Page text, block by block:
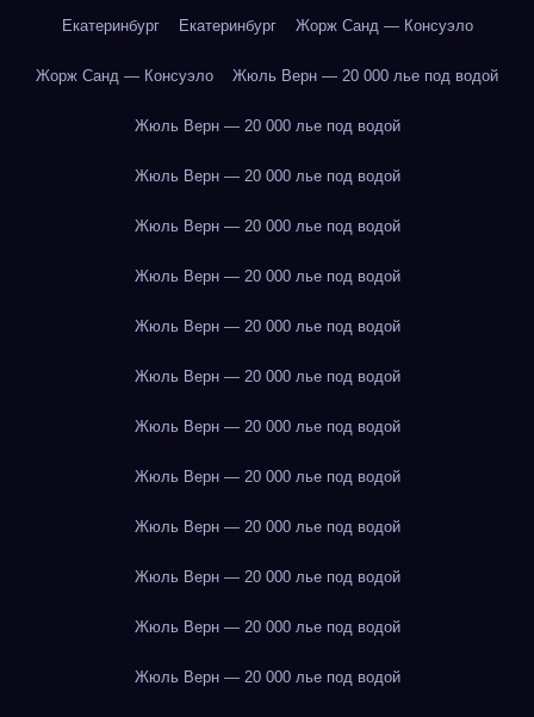
Екатеринбург Екатеринбург Жорж Санд — Консуэло
Жорж Санд — Консуэло Жюль Верн — 20 000 лье под водой
Жюль Верн — 20 000 лье под водой
Жюль Верн — 20 000 лье под водой
Жюль Верн — 20 000 лье под водой
Жюль Верн — 20 000 лье под водой
Жюль Верн — 20 000 лье под водой
Жюль Верн — 20 000 лье под водой
Жюль Верн — 20 000 лье под водой
Жюль Верн — 20 000 лье под водой
Жюль Верн — 20 000 лье под водой
Жюль Верн — 20 000 лье под водой
Жюль Верн — 20 000 лье под водой
Жюль Верн — 20 000 лье под водой